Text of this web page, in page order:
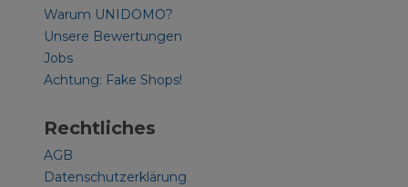
Warum UNIDOMO?
Unsere Bewertungen
Jobs
Achtung: Fake Shops!
Rechtliches
AGB
Datenschutzerklärung